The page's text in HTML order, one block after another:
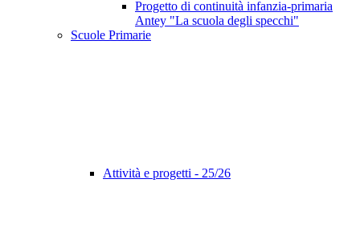
Progetto di continuità infanzia-primaria
Antey "La scuola degli specchi"
Scuole Primarie
Attività e progetti - 25/26